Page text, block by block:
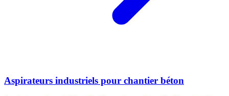
Aspirateurs industriels pour chantier béton